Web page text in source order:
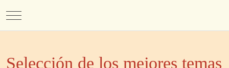
Mobile Menu Toggle
Selección de los mejores temas